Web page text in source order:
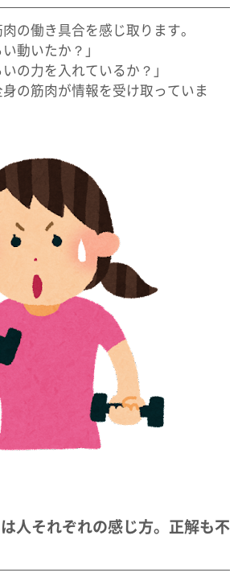
の働き具合を感じ取ります。
動いたか？」
の力を入れているか？」
の筋肉が情報を受け取っていま
は人それぞれの感じ方。正解も不